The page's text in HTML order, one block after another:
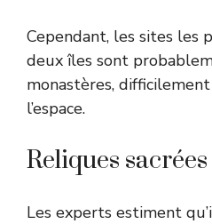
Cependant, les sites les
deux îles sont
monastères,
l’espace.
Reliques sacrées
Les experts estiment